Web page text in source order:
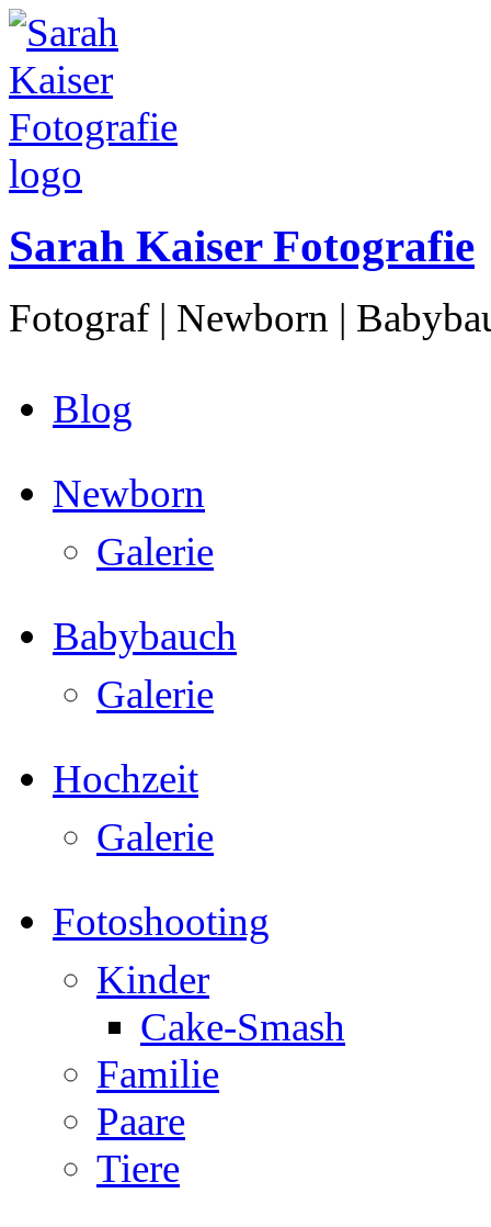
Sarah Kaiser Fotografie
Fotograf | Newborn |
Blog
Newborn
Galerie
Babybauch
Galerie
Hochzeit
Galerie
Fotoshooting
Kinder
Cake-Smash
Familie
Paare
Tiere